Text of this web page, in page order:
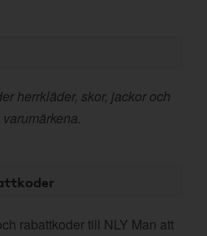
herrkläder, skor, jackor och
rabattkoder till NLY Man att